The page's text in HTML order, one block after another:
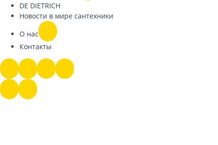
DE DIETRICH
Новости в мире сантехники
О нас
Контакты